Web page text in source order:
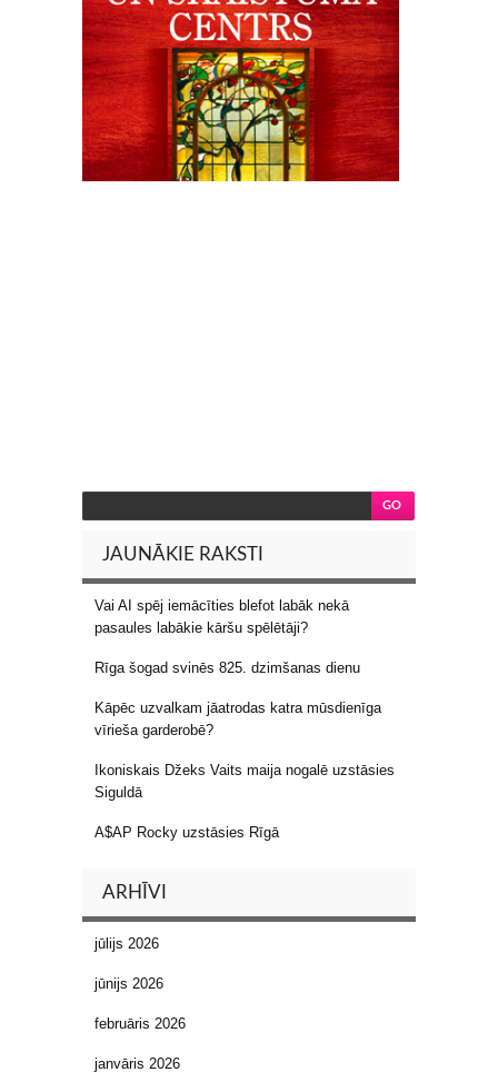
JAUNĀKIE RAKSTI
Vai AI spēj iemācīties blefot labāk nekā
pasaules labākie kāršu spēlētāji?
Rīga šogad svinēs 825. dzimšanas dienu
Kāpēc uzvalkam jāatrodas katra mūsdienīga
vīrieša garderobē?
Ikoniskais Džeks Vaits maija nogalē uzstāsies
Siguldā
A$AP Rocky uzstāsies Rīgā
ARHĪVI
jūlijs 2026
jūnijs 2026
februāris 2026
janvāris 2026